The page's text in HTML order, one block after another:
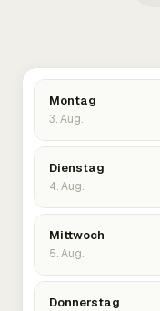
Montag
3. Aug.
Dienstag
4. Aug.
Mittwoch
5. Aug.
Donnerstag